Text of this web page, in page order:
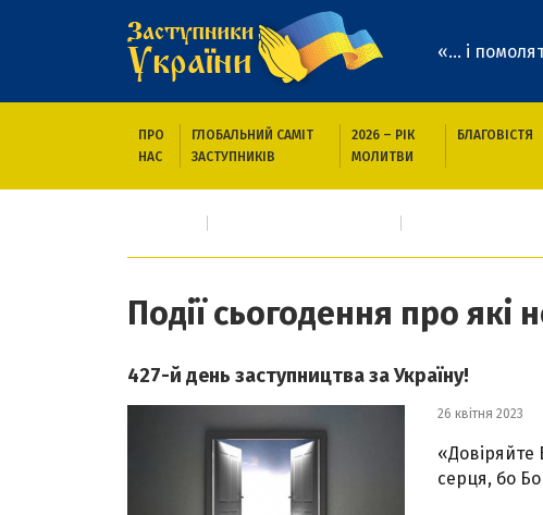
«... і
ПРО
НАС
ГЛОБАЛЬНИЙ САМІТ
ЗАСТУПНИКІВ
2026 – РІК
МОЛИТВИ
БЛАГОВІСТЯ
Події сьогодення про які
427-й день заступництва за Україну!
26 квітня 2023
«Довіряйте
серця, бо